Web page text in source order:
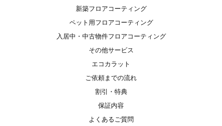
新築フロアコーティング
ペット用フロアコーティング
入居中・中古物件フロアコーティング
その他サービス
エコカラット
ご依頼までの流れ
割引・特典
保証内容
よくあるご質問